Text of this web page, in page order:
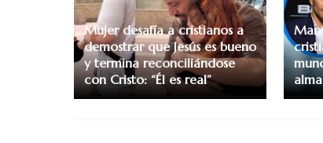
Mujer desafía a cristianos a
demostrar que Jesús es bueno
y termina reconciliándose
con Cristo: “Él es real”